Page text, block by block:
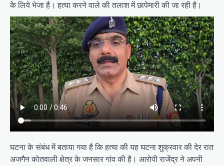
के लिये भेजा है। हत्या करने वाले की तलाश में छापेमारी की जा रही है।
घटना के संबंध में बताया गया है कि हत्या की यह घटना शुक्रवार की देर रात
अजगैन कोतवाली क्षेत्र के जनसार गांव की है। आरोपी राजेंद्र ने अपनी